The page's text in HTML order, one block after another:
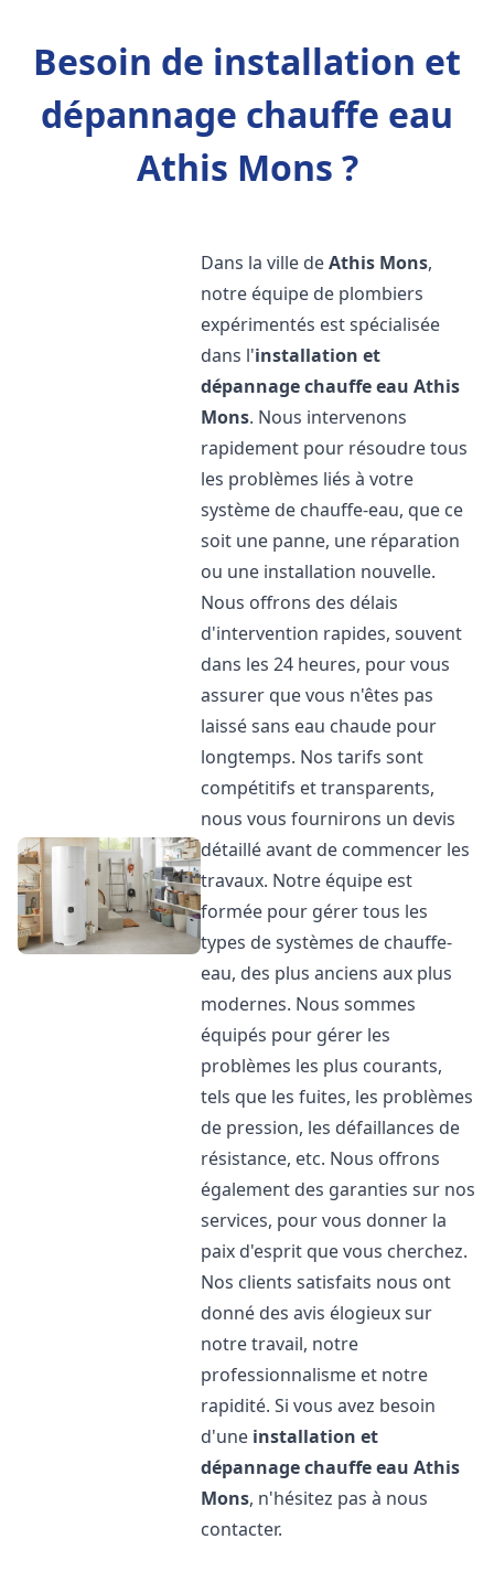
Besoin de installation et
dépannage chauffe eau
Athis Mons ?
Dans la ville deAthis Mons,
notre équipe de plombiers
expérimentés est spécialisée
dans l'installation et
dépannage chauffe eau Athis
Mons. Nous intervenons
rapidement pour résoudre tous
les problèmes liés à votre
système de chauffe-eau, que ce
soit une panne, une réparation
ou une installation nouvelle.
Nous offrons des délais
d'intervention rapides, souvent
dans les 24 heures, pour vous
assurer que vous n'êtes pas
laissé sans eau chaude pour
longtemps. Nos tarifs sont
compétitifs et transparents,
nous vous fournirons un devis
détaillé avant de commencer les
travaux. Notre équipe est
formée pour gérer tous les
types de systèmes de chauffe-
eau, des plus anciens aux plus
modernes. Nous sommes
équipés pour gérer les
problèmes les plus courants,
tels que les fuites, les problèmes
de pression, les défaillances de
résistance, etc. Nous offrons
également des garanties sur nos
services, pour vous donner la
paix d'esprit que vous cherchez.
Nos clients satisfaits nous ont
donné des avis élogieux sur
notre travail, notre
professionnalisme et notre
rapidité. Si vous avez besoin
d'une installation et
dépannage chauffe eau Athis
Mons, n'hésitez pas à nous
contacter.